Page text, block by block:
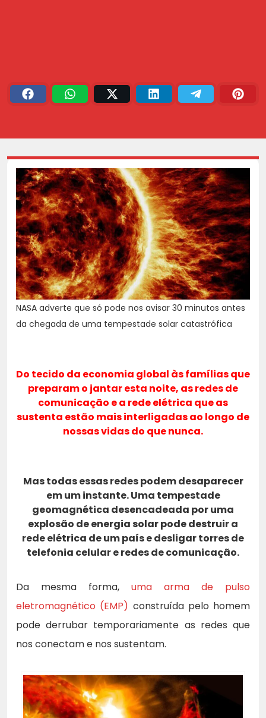
NASA adverte que só pode nos avisar 30 minutos antes
da chegada de uma tempestade solar catastrófica
Do tecido da economia global às famílias que
preparam o jantar esta noite, as redes de
comunicação e a rede elétrica que as
sustenta estão mais interligadas ao longo de
nossas vidas do que nunca.
Mas todas essas redes podem desaparecer
em um instante. Uma tempestade
geomagnética desencadeada por uma
explosão de energia solar pode destruir a
rede elétrica de um país e desligar torres de
telefonia celular e redes de comunicação.
Da mesma forma, uma arma de pulso
eletromagnético (EMP) construída pelo homem
pode derrubar temporariamente as redes que
nos conectam e nos sustentam.